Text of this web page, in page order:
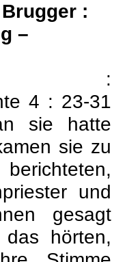
:
–
4 : 23-31
sie hatte
sie zu
und
gesagt
hörten,